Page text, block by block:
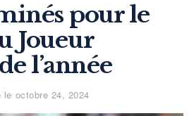
pour le
Joueur
l’année
le octobre 24, 2024